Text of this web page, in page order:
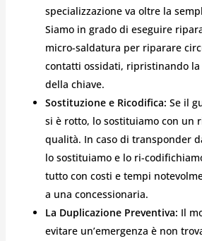
specializzazione va oltre la
Siamo in grado di eseguire
micro-saldatura per riparare
contatti ossidati, ripristinando
della chiave.
Sostituzione e Ricodifica: Se il
si è rotto, lo sostituiamo con un
qualità. In caso di transponder
lo sostituiamo e lo ri-
tutto con costi e tempi
a una concessionaria.
La Duplicazione Preventiva: Il
evitare un’emergenza è non